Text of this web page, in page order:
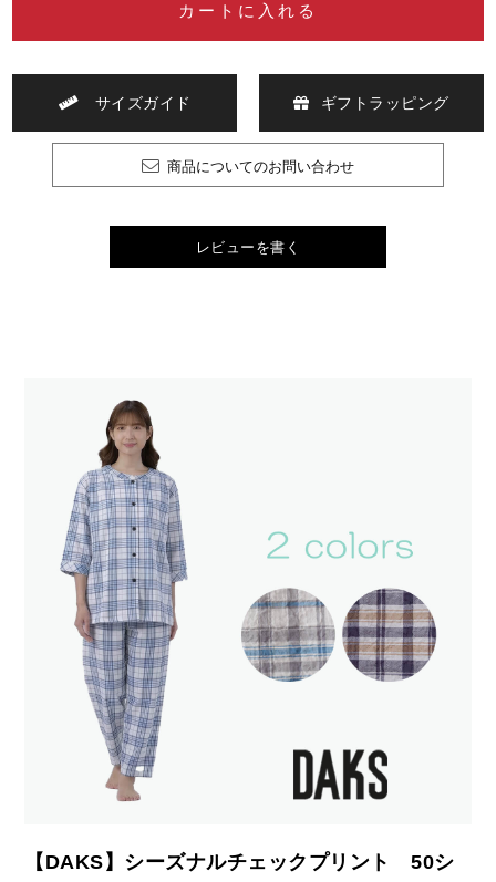
カートに入れる
サイズガイド ギフトラッピング
商品についてのお問い合わせ
レビューを書く
【DAKS】シーズナルチェックプリント 50シ